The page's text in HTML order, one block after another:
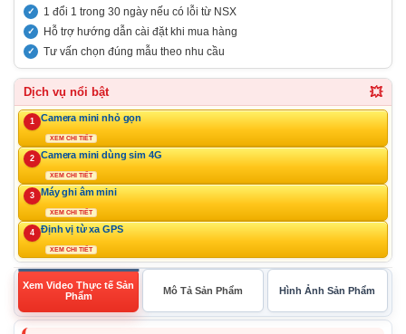
1 đổi 1 trong 30 ngày nếu có lỗi từ NSX
Hỗ trợ hướng dẫn cài đặt khi mua hàng
Tư vấn chọn đúng mẫu theo nhu cầu
Dịch vụ nổi bật 💥
1 Camera mini nhỏ gọn
XEM CHI TIẾT
2 Camera mini dùng sim 4G
XEM CHI TIẾT
3 Máy ghi âm mini
XEM CHI TIẾT
4 Định vị từ xa GPS
XEM CHI TIẾT
Xem Video Thực tế Sản
Phẩm
Mô Tả Sản Phẩm Hình Ảnh Sản Phẩm